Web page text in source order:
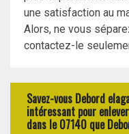
une satisfaction au
Alors, ne vous
contactez-le
Savez-vous Debord
intéressant pour
dans le 07140 que